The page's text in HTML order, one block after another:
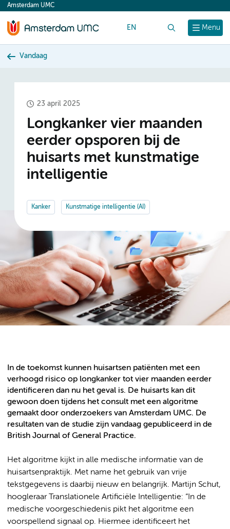
content
Menu
Amsterdam UMC
EN
Vandaag
23 april 2025
Longkanker vier maanden
eerder opsporen bij de
huisarts met kunstmatige
intelligentie
Kanker Kunstmatige intelligentie (AI)
In de toekomst kunnen huisartsen patiënten met een
verhoogd risico op longkanker tot vier maanden eerder
identificeren dan nu het geval is. De huisarts kan dit
gewoon doen tijdens het consult met een algoritme
gemaakt door onderzoekers van Amsterdam UMC. De
resultaten van de studie zijn vandaag gepubliceerd in de
British Journal of General Practice.
Het algoritme kijkt in alle medische informatie van de
huisartsenpraktijk. Met name het gebruik van vrije
tekstgegevens is daarbij nieuw en belangrijk. Martijn Schut,
hoogleraar Translationele Artificiële Intelligentie: “In de
medische voorgeschiedenis pikt het algoritme een
voorspellend signaal op. Hiermee identificeert het